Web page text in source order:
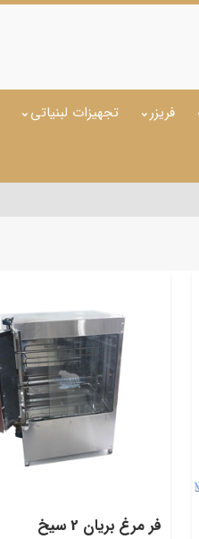
فریزر تجهیزات لبنیاتی
فر مرغ بریان 2 سیخ